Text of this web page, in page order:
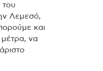
του
Λεμεσό,
και
να